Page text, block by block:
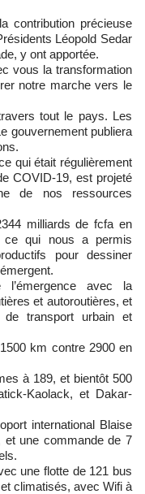
contribution précieuse
Léopold Sedar
y ont apportée.
vous la transformation
notre marche vers le
tout le pays. Les
gouvernement publiera
qui était régulièrement
COVID-19, est projeté
de nos ressources
milliards de fcfa en
ce qui nous a permis
pour dessiner
avec la
et autoroutières, et
transport urbain et
km contre 2900 en
à 189, et bientôt 500
Kaolack, et Dakar-
international Blaise
et une commande de 7
une flotte de 121 bus
climatisés, avec Wifi à